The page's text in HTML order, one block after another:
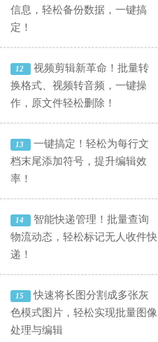
信息，轻松备份数据，一键搞
定！
12
视频剪辑新革命！批量转
换格式、视频转音频，一键操
作，原文件轻松删除！
13
一键搞定！轻松为每行文
档末尾添加符号，提升编辑效
率！
14
智能快递管理！批量查询
物流动态，轻松标记无人收件快
递！
15
快速将长图分割成多张灰
色模式图片，轻松实现批量图像
处理与编辑